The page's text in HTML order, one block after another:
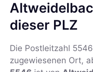
dieser PLZ
Die Postleitzahl
zugewiesenen Ort,